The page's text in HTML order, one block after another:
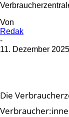
Von
Redak
-
11. Dezember 2025
Die